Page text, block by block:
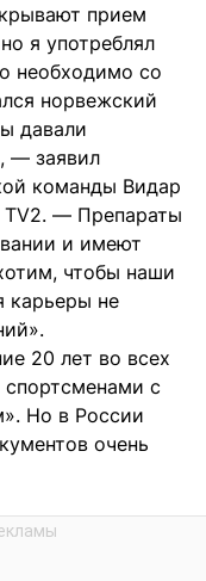
прием
я употреблял
необходимо со
норвежский
давали
— заявил
команды Видар
TV2. — Препараты
и имеют
чтобы наши
карьеры не
20 лет во всех
с
Но в России
очень